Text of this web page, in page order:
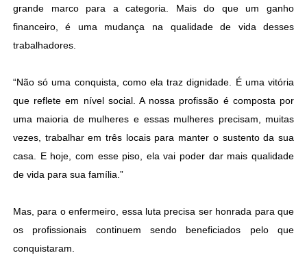
grande marco para a categoria. Mais do que um ganho
financeiro, é uma mudança na qualidade de vida desses
trabalhadores.
“Não só uma conquista, como ela traz dignidade. É uma vitória
que reflete em nível social. A nossa profissão é composta por
uma maioria de mulheres e essas mulheres precisam, muitas
vezes, trabalhar em três locais para manter o sustento da sua
casa. E hoje, com esse piso, ela vai poder dar mais qualidade
de vida para sua família.”
Mas, para o enfermeiro, essa luta precisa ser honrada para que
os profissionais continuem sendo beneficiados pelo que
conquistaram.